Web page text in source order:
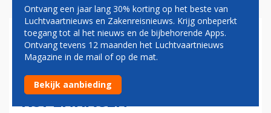
NIEUW PASSAGIERSRECORD
VOOR TOEKOMSTIGE AIR
FRANCE-KLM-HUB
KOPENHAGEN
Ontvang een jaar lang 30% korting op het beste van
Luchtvaartnieuws en Zakenreisnieuws. Krijg onbeperkt
toegang tot al het nieuws en de bijbehorende Apps.
Ontvang tevens 12 maanden het Luchtvaartnieuws
Magazine in de mail of op de mat.
Bekijk aanbieding